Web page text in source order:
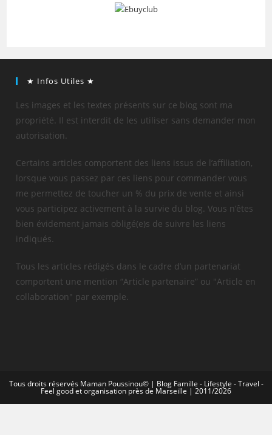
★ Infos Utiles ★
Les images et les textes présents sur ce blog sont ma
propriété. Il est interdit de les utiliser sans demander mon
autorisation.
Certains articles comportent des liens issus de l’affiliation,
lorsque vous passez par ces liens pour commander vous
me permettez de toucher un % du prix de vente et ainsi
vous participez activement à la survie du blog. Vous n’êtes
bien évidement jamais obligé(e)s de suivre les liens
indiqués.
Tous les articles rédigés dans le cadre d’un partenariat
comportent une mention “Article partenaire” ou "Article en
collaboration" par exemple.
Tous droits réservés Maman Poussinou© | Blog Famille - Lifestyle - Travel -
Feel good et organisation près de Marseille | 2011/2026